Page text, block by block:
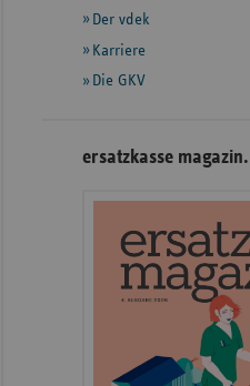
Der vdek
Karriere
Die GKV
ersatzkasse magazin.